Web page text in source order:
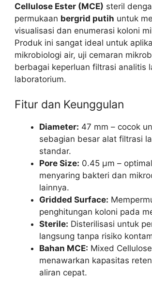
Cellulose Ester (MCE) steril
permukaan bergrid putih untuk
visualisasi dan enumerasi koloni
Produk ini sangat ideal untuk
mikrobiologi air, uji cemaran
berbagai keperluan filtrasi analitis
laboratorium.
Fitur dan Keunggulan
Diameter: 47 mm – cocok
sebagian besar alat filtrasi
standar.
Pore Size: 0.45 µm –
menyaring bakteri dan
lainnya.
Gridded Surface:
penghitungan koloni pada
Sterile: Disterilisasi untuk
langsung tanpa risiko
Bahan MCE: Mixed
menawarkan kapasitas
aliran cepat.